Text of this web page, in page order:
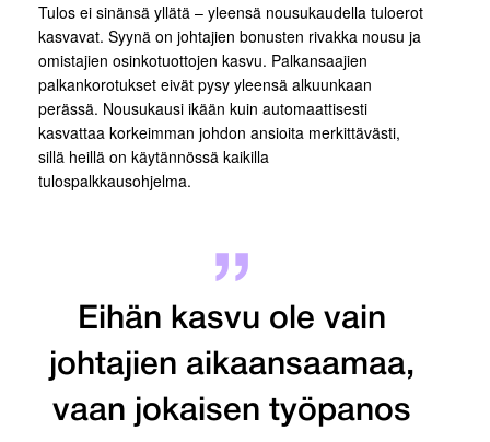
Tulos ei sinänsä yllätä – yleensä nousukaudella tuloerot
kasvavat. Syynä on johtajien bonusten rivakka nousu ja
omistajien osinkotuottojen kasvu. Palkansaajien
palkankorotukset eivät pysy yleensä alkuunkaan
perässä. Nousukausi ikään kuin automaattisesti
kasvattaa korkeimman johdon ansioita merkittävästi,
sillä heillä on käytännössä kaikilla
tulospalkkausohjelma.
Eihän kasvu ole vain
johtajien aikaansaamaa,
vaan jokaisen työpanos